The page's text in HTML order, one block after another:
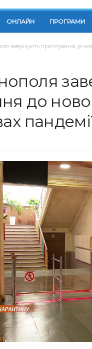
ОНЛАЙН ПРОГРАМИ
завершують приготування до
до